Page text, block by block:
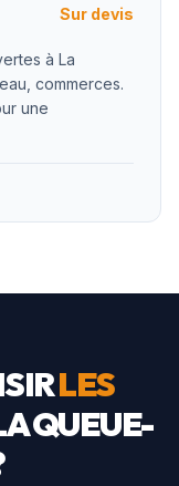
Sur devis
à La
commerces.
une
LES
QUEUE-